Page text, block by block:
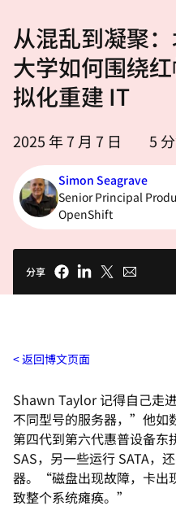
从混乱到凝聚
大学如何围绕
拟化重建 IT
2025 年 7 月 7 日 5
Simon Seagrave
Senior Principal
OpenShift
分享
返回博文页面
Shawn Taylor 记得自己走
不同型号的服务器，”他如
第四代到第六代惠普设备
SAS，另一些运行 SATA，
器。“磁盘出现故障，卡出
致整个系统瘫痪。”